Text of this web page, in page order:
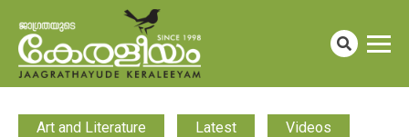
Art and Literature Latest Videos